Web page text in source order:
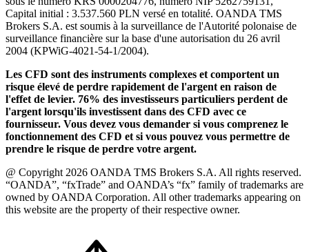
Capital initial : 3.537.560 PLN versé en totalité. OANDA TMS
Brokers S.A. est soumis à la surveillance de l'Autorité polonaise de
surveillance financière sur la base d'une autorisation du 26 avril
2004 (KPWiG-4021-54-1/2004).
Les CFD sont des instruments complexes et comportent un
risque élevé de perdre rapidement de l'argent en raison de
l'effet de levier. 76% des investisseurs particuliers perdent de
l'argent lorsqu'ils investissent dans des CFD avec ce
fournisseur. Vous devez vous demander si vous comprenez le
fonctionnement des CFD et si vous pouvez vous permettre de
prendre le risque de perdre votre argent.
@ Copyright 2026 OANDA TMS Brokers S.A. All rights reserved.
“OANDA”, “fxTrade” and OANDA’s “fx” family of trademarks are
owned by OANDA Corporation. All other trademarks appearing on
this website are the property of their respective owner.